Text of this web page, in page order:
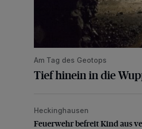
Am Tag des Geotops
Tief hinein in die
Feuerwehr befreit Kind aus
Heckinghausen
Feuerwehr befreit Kind aus